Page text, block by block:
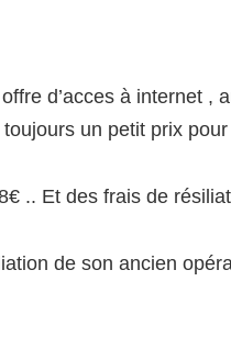
d’acces à internet ,
un petit prix
.. Et des frais de
de son ancien